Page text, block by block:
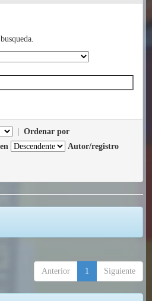
Ordenar por
Autor/registro
Anterior 1 Siguiente